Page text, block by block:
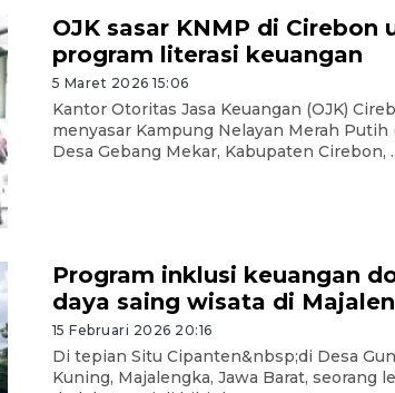
OJK sasar KNMP di Cirebon
program literasi keuangan
5 Maret 2026 15:06
Kantor Otoritas Jasa Keuangan (OJK)
menyasar Kampung Nelayan Merah Putih
Desa Gebang Mekar, Kabupaten Cirebon,
Program inklusi keuangan
daya saing wisata di
15 Februari 2026 20:16
Di tepian Situ Cipanten&nbsp;di Desa
Kuning, Majalengka, Jawa Barat, seorang